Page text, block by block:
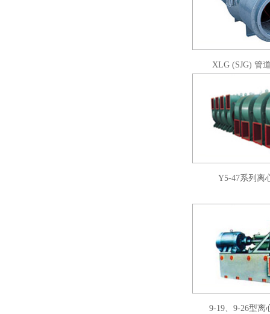
XLG (SJG) 管
Y5-47系列离
9-19、9-26型离